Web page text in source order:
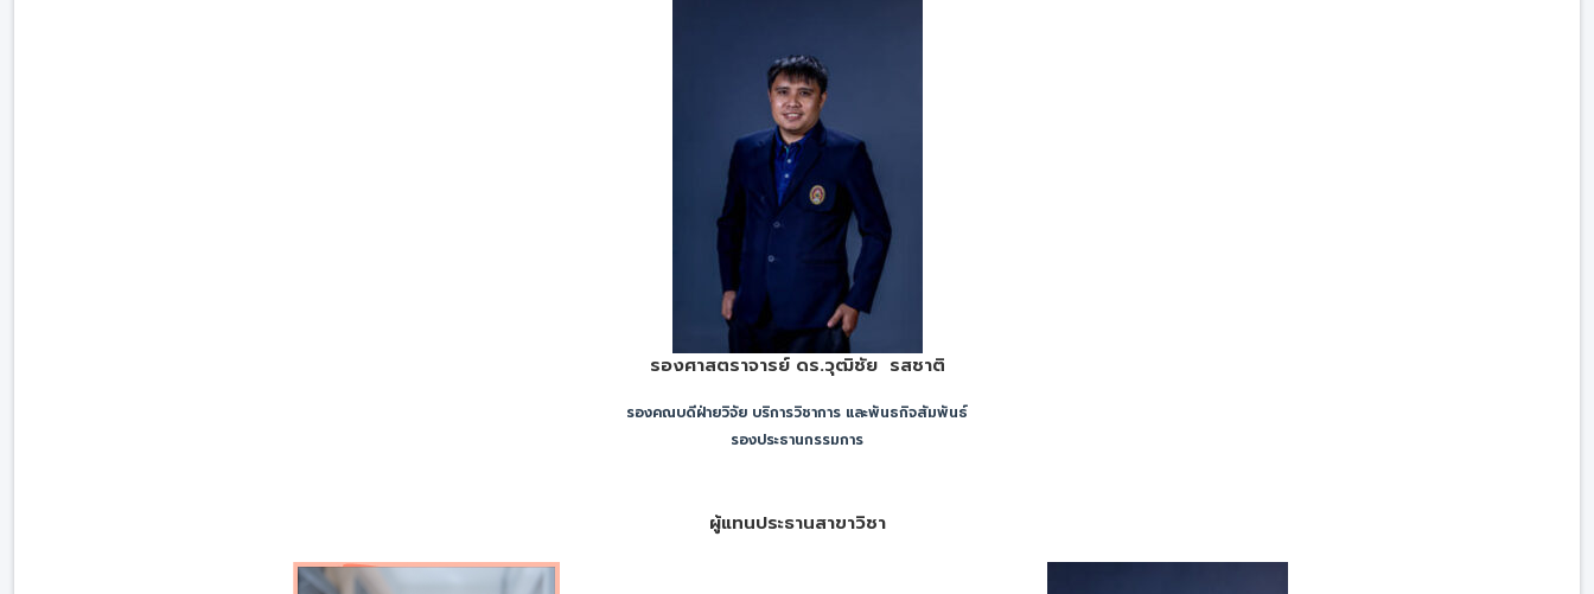
รองศาสตราจารย์ ดร.วุฒิชัย รสชาติ
รองคณบดีฝ่ายวิจัย บริการวิชาการ และพันธกิจสัมพันธ์
รองประธานกรรมการ
ผู้แทนประธานสาขาวิชา